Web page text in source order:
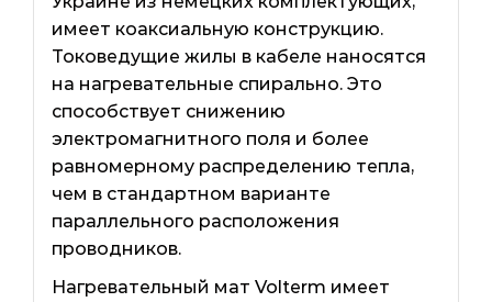
имеет коаксиальную конструкцию.
Токоведущие жилы в кабеле наносятся
на нагревательные спирально. Это
способствует снижению
электромагнитного поля и более
равномерному распределению тепла,
чем в стандартном варианте
параллельного расположения
проводников.
Нагревательный мат Volterm имеет